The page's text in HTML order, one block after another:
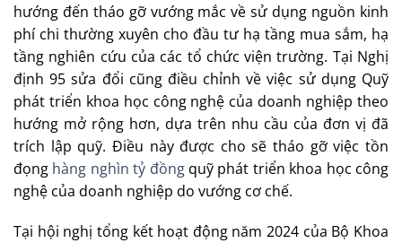
hướng đến tháo gỡ vướng mắc về sử dụng nguồn kinh
phí chi thường xuyên cho đầu tư hạ tầng mua sắm, hạ
tầng nghiên cứu của các tổ chức viện trường. Tại Nghị
định 95 sửa đổi cũng điều chỉnh về việc sử dụng Quỹ
phát triển khoa học công nghệ của doanh nghiệp theo
hướng mở rộng hơn, dựa trên nhu cầu của đơn vị đã
trích lập quỹ. Điều này được cho sẽ tháo gỡ việc tồn
đọng hàng nghìn tỷ đồng quỹ phát triển khoa học công
nghệ của doanh nghiệp do vướng cơ chế.
Tại hội nghị tổng kết hoạt động năm 2024 của Bộ Khoa